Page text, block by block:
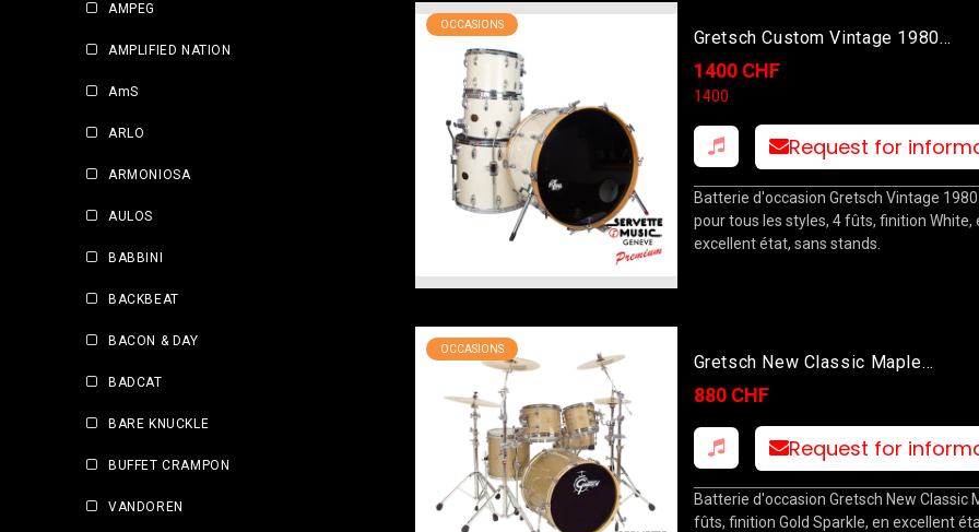
AMPEG
AMPLIFIED NATION
AmS
ARLO
ARMONIOSA
AULOS
BABBINI
BACKBEAT
BACON & DAY
BADCAT
BARE KNUCKLE
BUFFET CRAMPON
VANDOREN
OCCASIONS
Gretsch Custom Vintage 1980
13T/14T/18F/24B White
1400 CHF
1400
Request for
Batterie d'occasion Gretsch Vintage 1980
pour tous les styles, 4 fûts, finition White,
excellent état, sans stands.
OCCASIONS
Gretsch New Classic Maple
10T/12T/14F/22B/14S Gold
880 CHF
Request for
Batterie d'occasion Gretsch New Classic
fûts, finition Gold Sparkle, en excellent